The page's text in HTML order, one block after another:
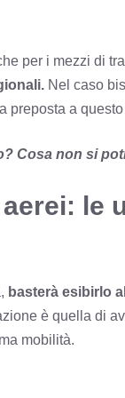
per i mezzi di
Nel caso
preposta a
Cosa non si
le
basterà esibirlo
è quella di
mobilità.